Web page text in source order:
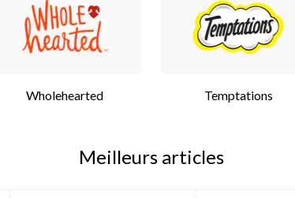
Wholehearted Temptations
Meilleurs articles